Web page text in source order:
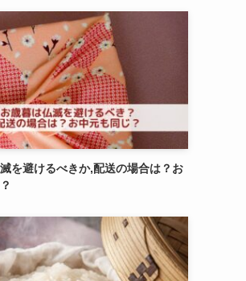
を避けるべきか,配送の場合は？お